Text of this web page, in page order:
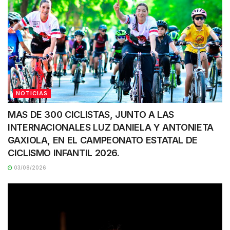
NOTICIAS
MAS DE 300 CICLISTAS, JUNTO A LAS
INTERNACIONALES LUZ DANIELA Y ANTONIETA
GAXIOLA, EN EL CAMPEONATO ESTATAL DE
CICLISMO INFANTIL 2026.
03/08/2026